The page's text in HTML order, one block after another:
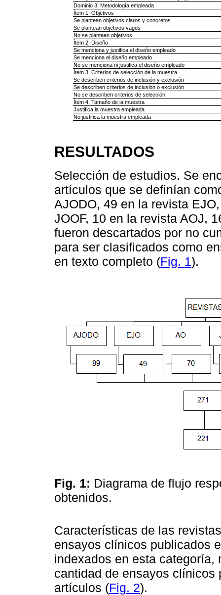
Dominio 3. Metodología empleada
Ítem 1. Objetivos
Se plantean objetivos claros y concretos
Se plantean objetivos vagos
No se plantean objetivos
Ítem 2. Diseño
Se menciona y justifica el diseño empleado
Se menciona el diseño empleado
No se menciona ni justifica el diseño empleado
Ítem 3. Criterios de selección de la muestra
Se describen criterios de inclusión y exclusión
Se describen criterios de inclusión o exclusión
No se describen criterios de selección
Ítem 4. Tamaño de la muestra
Justifica la muestra empleada
No justifica la muestra empleada
RESULTADOS
Selección de estudios. Se
artículos que se definían
AJODO, 49 en la revista
JOOF, 10 en la revista AOJ,
fueron descartados por no
para ser clasificados como
en texto completo (Fig. 1).
Fig. 1: Diagrama de flujo
obtenidos.
Características de las
ensayos clínicos publicados
indexados en esta categoría,
cantidad de ensayos clínicos
artículos (Fig. 2).